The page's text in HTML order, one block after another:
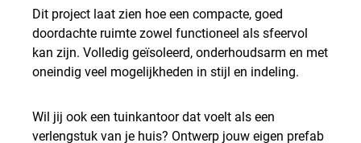
Dit project laat zien hoe een compacte, goed
doordachte ruimte zowel functioneel als sfeervol
kan zijn. Volledig geïsoleerd, onderhoudsarm en met
oneindig veel mogelijkheden in stijl en indeling.
Wil jij ook een tuinkantoor dat voelt als een
verlengstuk van je huis? Ontwerp jouw eigen prefab